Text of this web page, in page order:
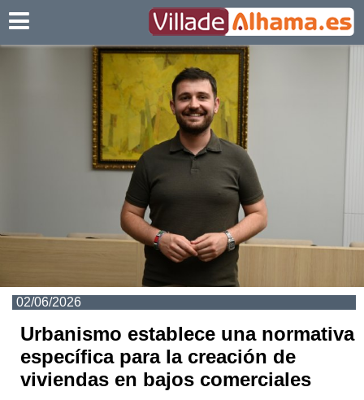
02/06/2026
Urbanismo establece una normativa
específica para la creación de
viviendas en bajos comerciales